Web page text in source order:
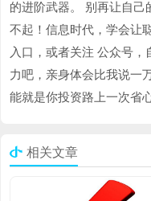
的进阶武器。 别再让自
不起！信息时代，学会让
入口，或者关注 公众号，
力吧，亲身体会比我说一
能就是你投资路上一次省
相关文章